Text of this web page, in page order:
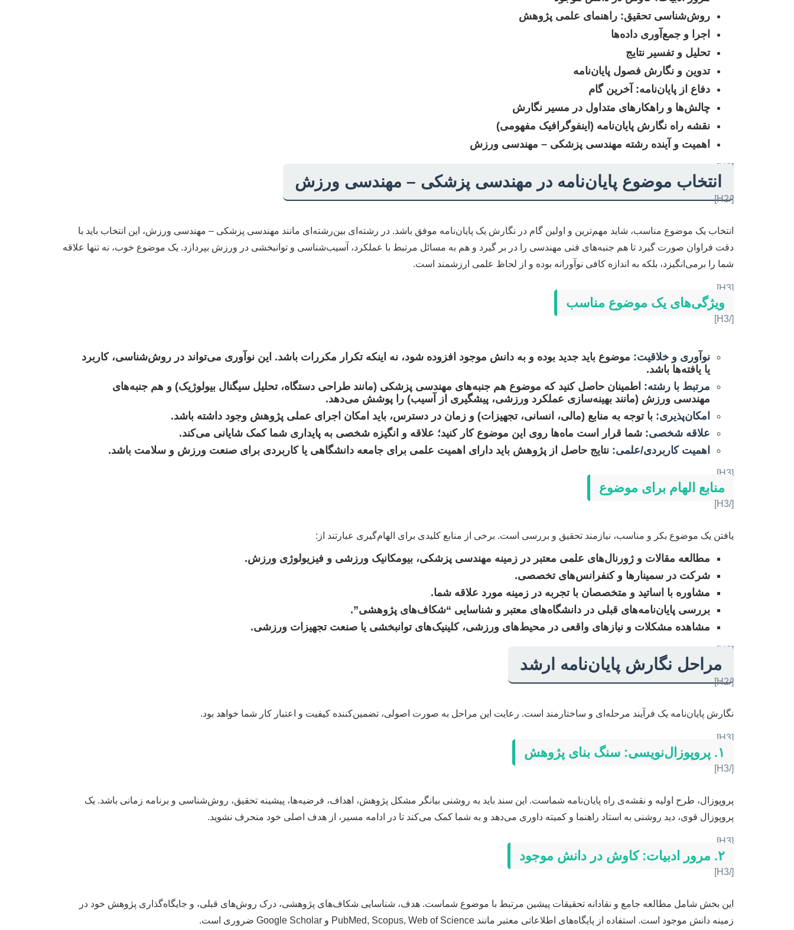
روش‌شناسی تحقیق: راهنمای علمی پژوهش
اجرا و جمع‌آوری داده‌ها
تحلیل و تفسیر نتایج
تدوین و نگارش فصول پایان‌نامه
دفاع از پایان‌نامه: آخرین گام
چالش‌ها و راهکارهای متداول در مسیر نگارش
نقشه راه نگارش پایان‌نامه (اینفوگرافیک مفهومی)
اهمیت و آینده رشته مهندسی پزشکی – مهندسی ورزش
[H2]
انتخاب موضوع پایان‌نامه در مهندسی پزشکی – مهندسی ورزش
[/H2]
انتخاب یک موضوع مناسب، شاید مهم‌ترین و اولین گام در نگارش یک پایان‌نامه موفق باشد. در رشته‌ای بین‌رشته‌ای مانند مهندسی پزشکی – مهندسی ورزش، این انتخاب باید با
دقت فراوان صورت گیرد تا هم جنبه‌های فنی مهندسی را در بر گیرد و هم به مسائل مرتبط با عملکرد، آسیب‌شناسی و توانبخشی در ورزش بپردازد. یک موضوع خوب، نه تنها علاقه
شما را برمی‌انگیزد، بلکه به اندازه کافی نوآورانه بوده و از لحاظ علمی ارزشمند است.
[H3]
ویژگی‌های یک موضوع مناسب
[/H3]
نوآوری و خلاقیت: موضوع باید جدید بوده و به دانش موجود افزوده شود، نه اینکه تکرار مکررات باشد. این نوآوری می‌تواند در روش‌شناسی، کاربرد
یا یافته‌ها باشد.
مرتبط با رشته: اطمینان حاصل کنید که موضوع هم جنبه‌های مهندسی پزشکی (مانند طراحی دستگاه، تحلیل سیگنال بیولوژیک) و هم جنبه‌های
مهندسی ورزش (مانند بهینه‌سازی عملکرد ورزشی، پیشگیری از آسیب) را پوشش می‌دهد.
امکان‌پذیری: با توجه به منابع (مالی، انسانی، تجهیزات) و زمان در دسترس، باید امکان اجرای عملی پژوهش وجود داشته باشد.
علاقه شخصی: شما قرار است ماه‌ها روی این موضوع کار کنید؛ علاقه و انگیزه شخصی به پایداری شما کمک شایانی می‌کند.
اهمیت کاربردی/علمی: نتایج حاصل از پژوهش باید دارای اهمیت علمی برای جامعه دانشگاهی یا کاربردی برای صنعت ورزش و سلامت باشد.
[H3]
منابع الهام برای موضوع
[/H3]
یافتن یک موضوع بکر و مناسب، نیازمند تحقیق و بررسی است. برخی از منابع کلیدی برای الهام‌گیری عبارتند از:
مطالعه مقالات و ژورنال‌های علمی معتبر در زمینه مهندسی پزشکی، بیومکانیک ورزشی و فیزیولوژی ورزش.
شرکت در سمینارها و کنفرانس‌های تخصصی.
مشاوره با اساتید و متخصصان با تجربه در زمینه مورد علاقه شما.
بررسی پایان‌نامه‌های قبلی در دانشگاه‌های معتبر و شناسایی “شکاف‌های پژوهشی”.
مشاهده مشکلات و نیازهای واقعی در محیط‌های ورزشی، کلینیک‌های توانبخشی یا صنعت تجهیزات ورزشی.
[H2]
مراحل نگارش پایان‌نامه ارشد
[/H2]
نگارش پایان‌نامه یک فرآیند مرحله‌ای و ساختارمند است. رعایت این مراحل به صورت اصولی، تضمین‌کننده کیفیت و اعتبار کار شما خواهد بود.
[H3]
۱. پروپوزال‌نویسی: سنگ بنای پژوهش
[/H3]
پروپوزال، طرح اولیه و نقشه‌ی راه پایان‌نامه شماست. این سند باید به روشنی بیانگر مشکل پژوهش، اهداف، فرضیه‌ها، پیشینه تحقیق، روش‌شناسی و برنامه زمانی باشد. یک
پروپوزال قوی، دید روشنی به استاد راهنما و کمیته داوری می‌دهد و به شما کمک می‌کند تا در ادامه مسیر، از هدف اصلی خود منحرف نشوید.
[H3]
۲. مرور ادبیات: کاوش در دانش موجود
[/H3]
این بخش شامل مطالعه جامع و نقادانه تحقیقات پیشین مرتبط با موضوع شماست. هدف، شناسایی شکاف‌های پژوهشی، درک روش‌های قبلی، و جایگاه‌گذاری پژوهش خود در
زمینه دانش موجود است. استفاده از پایگاه‌های اطلاعاتی معتبر مانند PubMed, Scopus, Web of Science و Google Scholar ضروری است.